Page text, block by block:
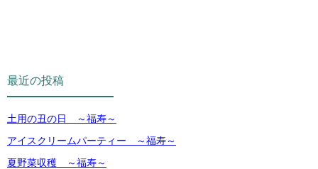
最近の投稿
土用の丑の日 ～福寿～
アイスクリームパーティー ～福寿～
夏野菜収穫 ～福寿～